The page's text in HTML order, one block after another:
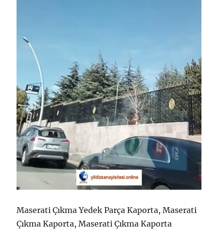
Maserati Çıkma Yedek Parça Kaporta, Maserati
Çıkma Kaporta, Maserati Çıkma Kaporta